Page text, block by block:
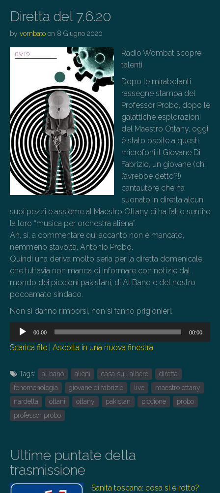
Diretta del 7.6.20
by vombato on 8 Giugno 2020
Radio Wombat scopre
talenti.
Dopo le mirabolanti
rassegne stampa del
Professor Probo, dopo le
galattiche esplorazioni
del Maestro Ottany, oggi
è stato ospite a questi
microfoni il Giovane Di
Fabrizio, un giovane (chi
l’avrebbe detto?!)
cantautore che ha
suonato in diretta alcuni
suoi pezzi e assieme al Maestro Ottany ci ha fatto sentire
la loro “musica per orchestra aliena”.
Ah, sì, a commentare qui accanto non è mancato,
nemmeno stavolta, Antonio Probo.
Quindi una deriva molto seria per la diretta domenicale,
che tuttavia non manca di informare con notizie dal
mondo dei piccioni pakistani, di Al Bano e del nostro
pocoamato sindaco.
Non si danno rimborsi, non si fanno prigionieri.
Audio
00:00 00:00
Scarica file Ascolta in una nuova finestra
Tags: al bano alieni casa sull'albero
diretta
fenomenologia
giovane di fabrizio live
maestro ottany
nardella
ottani ottany pakistan piccione
probo
professor probo
Ultime puntate della
trasmissione
Sanità toscana: cosa si è rotto?